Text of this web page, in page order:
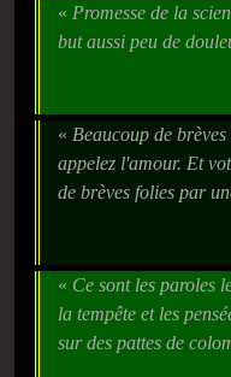
« Promesse de la
but aussi peu de
« Beaucoup de
appelez l'amour. Et
de brèves folies par
« Ce sont les paroles
la tempête et les
sur des pattes de